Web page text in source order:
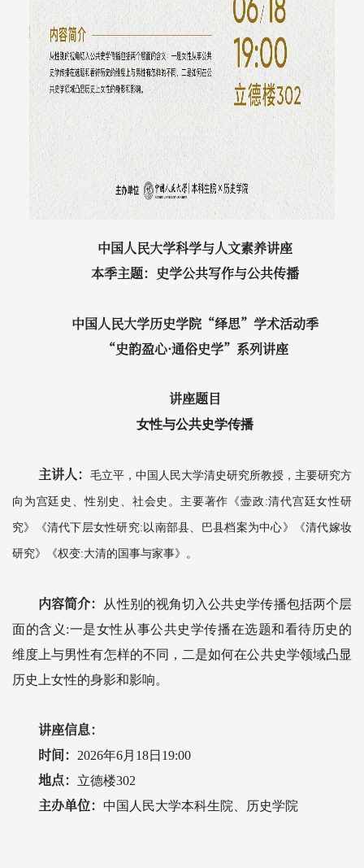
中国人民大学科学与人文素养讲座
本季主题：史学公共写作与公共传播
中国人民大学历史学院“绎思”学术活动季
“史韵盈心·通俗史学”系列讲座
讲座题目
女性与公共史学传播
主讲人： 毛立平，中国人民大学清史研究所教授，主要研究方
向为宫廷史、性别史、社会史。主要著作《壸政:清代宫廷女性研
究》《清代下层女性研究:以南部县、巴县档案为中心》《清代嫁妆
研究》《权变:大清的国事与家事》。
内容简介： 从性别的视角切入公共史学传播包括两个层
面的含义:一是女性从事公共史学传播在选题和看待历史的
维度上与男性有怎样的不同，二是如何在公共史学领域凸显
历史上女性的身影和影响。
讲座信息：
时间：
2026年6月18日19:00
地点： 立德楼302
主办单位： 中国人民大学本科生院、历史学院